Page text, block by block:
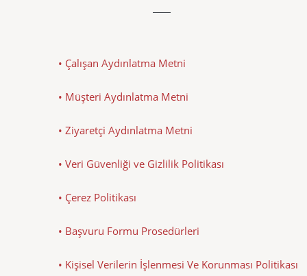
• Çalışan Aydınlatma Metni
• Müşteri Aydınlatma Metni
• Ziyaretçi Aydınlatma Metni
• Veri Güvenliği ve Gizlilik Politikası
• Çerez Politikası
• Başvuru Formu Prosedürleri
• Kişisel Verilerin İşlenmesi Ve Korunması Politikası